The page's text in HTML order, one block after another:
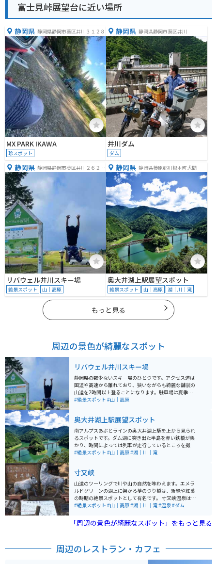
富士見峠展望台に近い場所
静岡県 静岡県静岡市葵区井川３１２８
MX PARK IKAWA
珍スポット
静岡県 静岡県静岡市葵区井川
井川ダム
ダム
静岡県 静岡県静岡市葵区井川２６２９
リバウェル井川スキー場
絶景スポット 山｜高原
静岡県 静岡県榛原郡川根本町犬間
奥大井湖上駅展望スポット
絶景スポット 山｜高原 湖｜川｜滝
もっと見る
周辺の景色が綺麗なスポット
リバウェル井川スキー場
静岡県の数少ないスキー場のひとつです。アクセス道は
国道や高速から離れており、狭いながらも綺麗な舗装の
山道を2時間以上登ることになります。駐車場は夏季なら
無料、夏でも売店は営業しておりトイレもあります。さ
#絶景スポット #山｜高原
奥大井湖上駅展望スポット
南アルプスあぶとラインの奥大井湖上駅を上から見られ
るスポットです。ダム湖に突き出た半島を赤い鉄橋が架
かり、時間によっては列車が走行しているところを撮影
可能です。出入り口が分かりにくいため注意が必要で
#絶景スポット #山｜高原#湖｜川｜滝
寸又峡
山道のツーリングで川や山の自然を味わえます。エメラ
ルドグリーンの湖上に架かる夢のつり橋は、新緑や紅葉
の時期の絶景スポットとして有名です。 寸又峡温泉は美
肌効果があるとされ「美人の湯」とも呼ばれています。
走っており、ライダーだけでなく鉄道ファンにも人気の
観光地となっています。 秋の紅葉シーズンは特に綺麗で
易的なお風呂も駐車場付近にあります。山の中のため、
#絶景スポット #山｜高原#湖｜川｜滝#温泉#ダム
「周辺の景色が綺麗なスポット」をもっと見る
周辺のレストラン・カフェ